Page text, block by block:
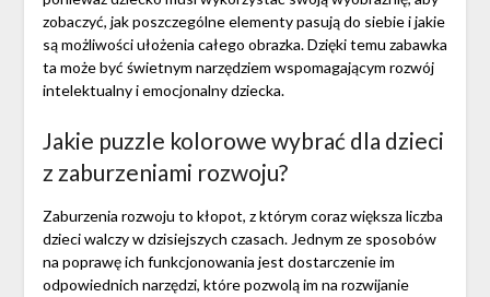
zobaczyć, jak poszczególne elementy pasują do siebie i jakie
są możliwości ułożenia całego obrazka. Dzięki temu zabawka
ta może być świetnym narzędziem wspomagającym rozwój
intelektualny i emocjonalny dziecka.
Jakie puzzle kolorowe wybrać dla dzieci
z zaburzeniami rozwoju?
Zaburzenia rozwoju to kłopot, z którym coraz większa liczba
dzieci walczy w dzisiejszych czasach. Jednym ze sposobów
na poprawę ich funkcjonowania jest dostarczenie im
odpowiednich narzędzi, które pozwolą im na rozwijanie